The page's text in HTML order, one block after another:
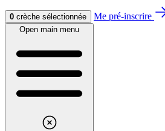
Aller au contenuAller au footer
0 crèche sélectionnée Me pré-inscrire
Open main menu